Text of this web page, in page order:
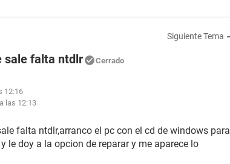
Siguiente Tema
sale falta ntdlr Cerrado
12:16
las 12:13
falta ntdlr,arranco el pc con el cd de windows para
le doy a la opcion de reparar y me aparece lo